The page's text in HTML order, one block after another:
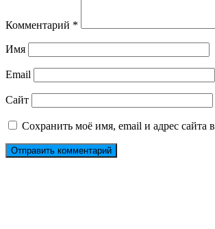
Комментарий *
Имя
Email
Сайт
Сохранить моё имя, email и адрес сайта